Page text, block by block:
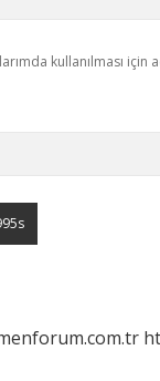
kullanılması için